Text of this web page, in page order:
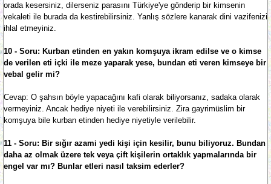
orada kesersiniz, dilerseniz parasını Türkiye'ye gönderip bir kimsenin
vekaleti ile burada da kestirebilirsiniz. Yanlış sözlere kanarak dini vazifenizi
ihlal etmeyiniz.
10 - Soru: Kurban etinden en yakın komşuya ikram edilse ve o kimse
de verilen eti içki ile meze yaparak yese, bundan eti veren kimseye bir
vebal gelir mi?
Cevap: O şahsın böyle yapacağını kafi olarak biliyorsanız, sadaka olarak
vermeyiniz. Ancak hediye niyeti ile verebilirsiniz. Zira gayrimüslim bir
komşuya bile kurban etinden hediye niyetiyle verilebilir.
11 - Soru: Bir sığır azami yedi kişi için kesilir, bunu biliyoruz. Bundan
daha az olmak üzere tek veya çift kişilerin ortaklık yapmalarında bir
engel var mı? Bunlar etleri nasıl taksim ederler?